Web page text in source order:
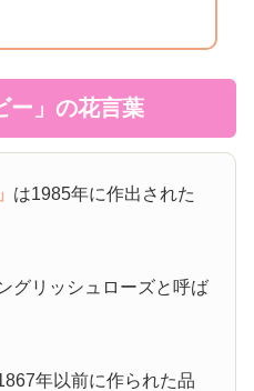
ー」の花言葉
は1985年に作出された
グリッシュローズと呼ば
年以前に作られた品